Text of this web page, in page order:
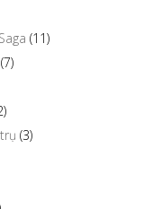
(11)
(7)
(3)